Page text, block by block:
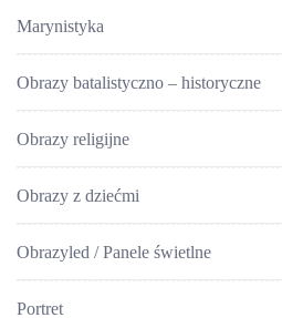
Marynistyka
Obrazy batalistyczno – historyczne
Obrazy religijne
Obrazy z dziećmi
Obrazyled / Panele świetlne
Portret